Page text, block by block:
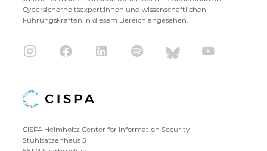
Cybersicherheitsexpert:innen und wissenschaftlichen
Führungskräften in diesem Bereich angesehen.
CISPA Helmholtz Center for Information Security
Stuhlsatzenhaus 5